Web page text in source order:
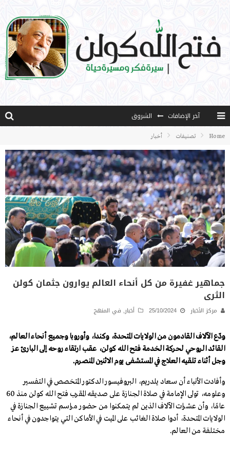
آخر الإضافات
الشروق
المثقفون المتعلقون بالأماني والخيالات
تضحيات خدام الإسلام المعاصرين
نفحات قدسية في خدمة أمتنا
كتاب معراج الروح الصلاة: 32-مراتب الطهارة في الصلاة
Home تصنيفات أخبار
جماهير غفيرة من كل أنحاء العالم يوارون جثمان كولن
الثرى
مركز الأخبار 25/10/2024 أخبار, في المنهج
ودّع الآلاف القادمون من الولايات المتحدة، وكندا، وأوروبا وجميع أنحاء العالم،
القائد الروحي لحركةالخدمة فتح الله كولن، عقب ارتقاء روحه إلى البارئ عز
وجل أثناء تلقيه العلاج في المستشفى يوم الاثنين المنصرم.
وأفادت الأنباء أن سعاد يلدريم، البروفيسور الدكتور المتخصص في التفسير
وعلومه، تولى الإمامة في صلاة الجنازة على صديقه المقرب فتح الله كولن منذ 60
عامًا، وأن عشرات الآلاف الذين لم يتمكنوا من حضور مراسم تشييع الجنازة في
الولايات المتحدة، أدوا صلاة الغائب على الميت في الأماكن التي يتواجدون في أنحاء
مختلفة من العالم.